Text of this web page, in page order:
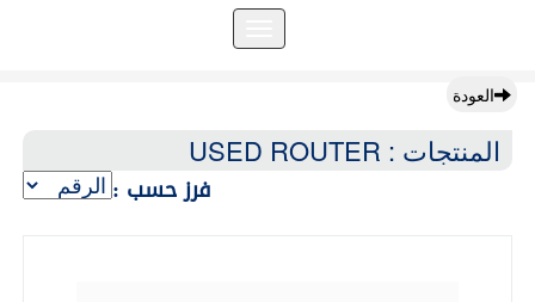
العودة
المنتجات : USED ROUTER
فرز حسب :